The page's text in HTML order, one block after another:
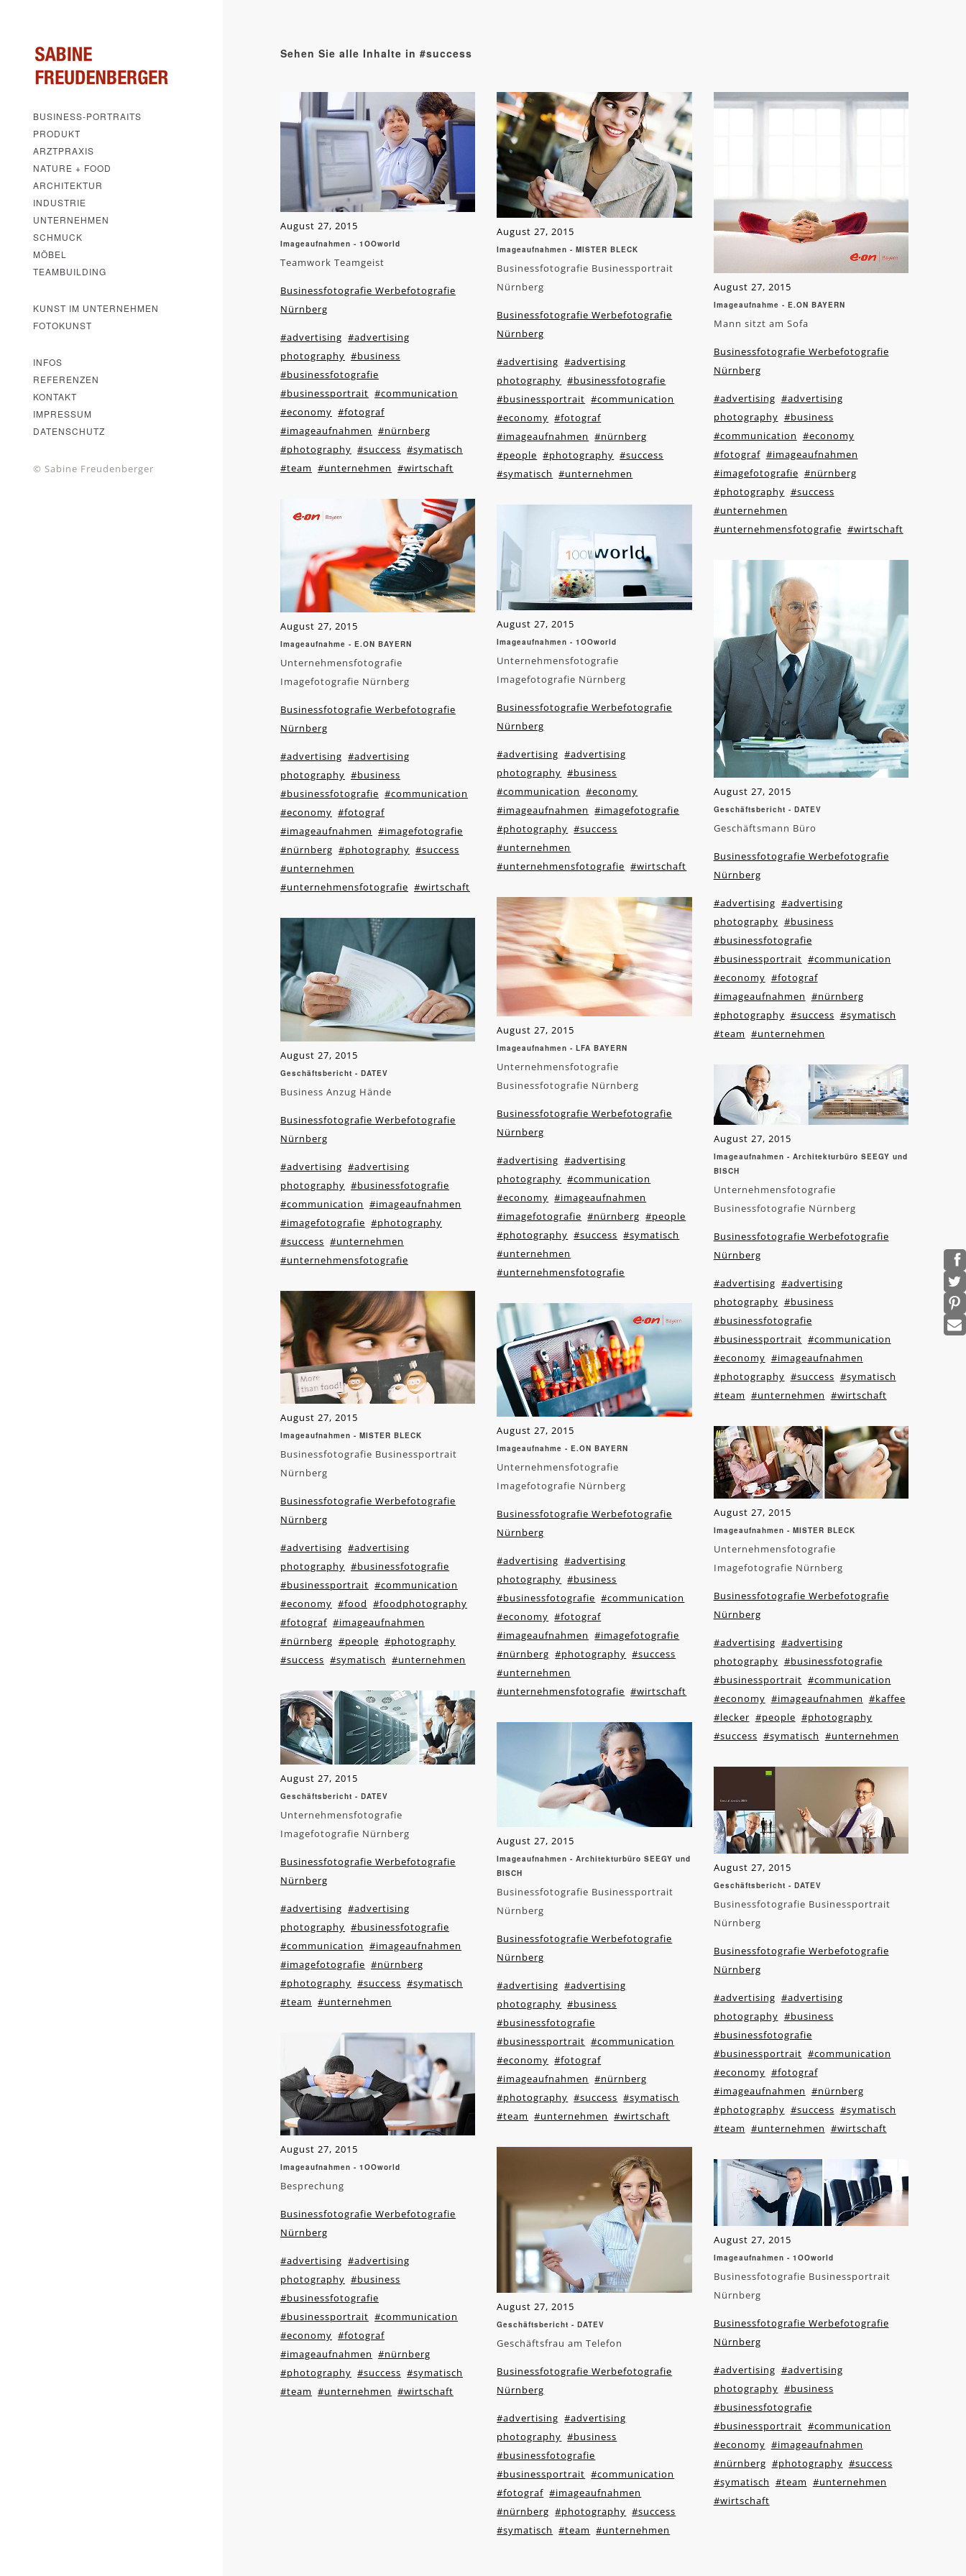
BUSINESS-PORTRAITS
PRODUKT
ARZTPRAXIS
NATURE + FOOD
ARCHITEKTUR
INDUSTRIE
UNTERNEHMEN
SCHMUCK
MÖBEL
TEAMBUILDING
KUNST IM UNTERNEHMEN
FOTOKUNST
INFOS
REFERENZEN
KONTAKT
IMPRESSUM
DATENSCHUTZ
© Sabine Freudenberger
Sehen Sie alle Inhalte in #success
August 27, 2015
Imageaufnahmen - 1OOworld
Teamwork Teamgeist
Businessfotografie Werbefotografie
Nürnberg
#advertising #advertising
photography #business
#businessfotografie
#businessportrait #communication
#economy #fotograf
#imageaufnahmen #nürnberg
#photography #success #symatisch
#team #unternehmen #wirtschaft
August 27, 2015
Imageaufnahme - E.ON BAYERN
Unternehmensfotografie
Imagefotografie Nürnberg
Businessfotografie Werbefotografie
Nürnberg
#advertising #advertising
photography #business
#businessfotografie #communication
#economy #fotograf
#imageaufnahmen #imagefotografie
#nürnberg #photography #success
#unternehmen
#unternehmensfotografie #wirtschaft
August 27, 2015
Geschäftsbericht - DATEV
Business Anzug Hände
Businessfotografie Werbefotografie
Nürnberg
#advertising #advertising
photography #businessfotografie
#communication #imageaufnahmen
#imagefotografie #photography
#success #unternehmen
#unternehmensfotografie
August 27, 2015
Imageaufnahmen - MISTER BLECK
Businessfotografie Businessportrait
Nürnberg
Businessfotografie Werbefotografie
Nürnberg
#advertising #advertising
photography #businessfotografie
#businessportrait #communication
#economy #food #foodphotography
#fotograf #imageaufnahmen
#nürnberg #people #photography
#success #symatisch #unternehmen
August 27, 2015
Geschäftsbericht - DATEV
Unternehmensfotografie
Imagefotografie Nürnberg
Businessfotografie Werbefotografie
Nürnberg
#advertising #advertising
photography #businessfotografie
#communication #imageaufnahmen
#imagefotografie #nürnberg
#photography #success #symatisch
#team #unternehmen
August 27, 2015
Imageaufnahmen - 1OOworld
Besprechung
Businessfotografie Werbefotografie
Nürnberg
#advertising #advertising
photography #business
#businessfotografie
#businessportrait #communication
#economy #fotograf
#imageaufnahmen #nürnberg
#photography #success #symatisch
#team #unternehmen #wirtschaft
August 27, 2015
Imageaufnahmen - MISTER BLECK
Businessfotografie Businessportrait
Nürnberg
Businessfotografie Werbefotografie
Nürnberg
#advertising #advertising
photography #businessfotografie
#businessportrait #communication
#economy #fotograf
#imageaufnahmen #nürnberg
#people #photography #success
#symatisch #unternehmen
August 27, 2015
Imageaufnahmen - 1OOworld
Unternehmensfotografie
Imagefotografie Nürnberg
Businessfotografie Werbefotografie
Nürnberg
#advertising #advertising
photography #business
#communication #economy
#imageaufnahmen #imagefotografie
#photography #success
#unternehmen
#unternehmensfotografie #wirtschaft
August 27, 2015
Imageaufnahmen - LFA BAYERN
Unternehmensfotografie
Businessfotografie Nürnberg
Businessfotografie Werbefotografie
Nürnberg
#advertising #advertising
photography #communication
#economy #imageaufnahmen
#imagefotografie #nürnberg #people
#photography #success #symatisch
#unternehmen
#unternehmensfotografie
August 27, 2015
Imageaufnahme - E.ON BAYERN
Unternehmensfotografie
Imagefotografie Nürnberg
Businessfotografie Werbefotografie
Nürnberg
#advertising #advertising
photography #business
#businessfotografie #communication
#economy #fotograf
#imageaufnahmen #imagefotografie
#nürnberg #photography #success
#unternehmen
#unternehmensfotografie #wirtschaft
August 27, 2015
Imageaufnahmen - Architekturbüro SEEGY und
BISCH
Businessfotografie Businessportrait
Nürnberg
Businessfotografie Werbefotografie
Nürnberg
#advertising #advertising
photography #business
#businessfotografie
#businessportrait #communication
#economy #fotograf
#imageaufnahmen #nürnberg
#photography #success #symatisch
#team #unternehmen #wirtschaft
August 27, 2015
Geschäftsbericht - DATEV
Geschäftsfrau am Telefon
Businessfotografie Werbefotografie
Nürnberg
#advertising #advertising
photography #business
#businessfotografie
#businessportrait #communication
#fotograf #imageaufnahmen
#nürnberg #photography #success
#symatisch #team #unternehmen
August 27, 2015
Imageaufnahme - E.ON BAYERN
Mann sitzt am Sofa
Businessfotografie Werbefotografie
Nürnberg
#advertising #advertising
photography #business
#communication #economy
#fotograf #imageaufnahmen
#imagefotografie #nürnberg
#photography #success
#unternehmen
#unternehmensfotografie #wirtschaft
August 27, 2015
Geschäftsbericht - DATEV
Geschäftsmann Büro
Businessfotografie Werbefotografie
Nürnberg
#advertising #advertising
photography #business
#businessfotografie
#businessportrait #communication
#economy #fotograf
#imageaufnahmen #nürnberg
#photography #success #symatisch
#team #unternehmen
August 27, 2015
Imageaufnahmen - Architekturbüro SEEGY und
BISCH
Unternehmensfotografie
Businessfotografie Nürnberg
Businessfotografie Werbefotografie
Nürnberg
#advertising #advertising
photography #business
#businessfotografie
#businessportrait #communication
#economy #imageaufnahmen
#photography #success #symatisch
#team #unternehmen #wirtschaft
August 27, 2015
Imageaufnahmen - MISTER BLECK
Unternehmensfotografie
Imagefotografie Nürnberg
Businessfotografie Werbefotografie
Nürnberg
#advertising #advertising
photography #businessfotografie
#businessportrait #communication
#economy #imageaufnahmen #kaffee
#lecker #people #photography
#success #symatisch #unternehmen
August 27, 2015
Geschäftsbericht - DATEV
Businessfotografie Businessportrait
Nürnberg
Businessfotografie Werbefotografie
Nürnberg
#advertising #advertising
photography #business
#businessfotografie
#businessportrait #communication
#economy #fotograf
#imageaufnahmen #nürnberg
#photography #success #symatisch
#team #unternehmen #wirtschaft
August 27, 2015
Imageaufnahmen - 1OOworld
Businessfotografie Businessportrait
Nürnberg
Businessfotografie Werbefotografie
Nürnberg
#advertising #advertising
photography #business
#businessfotografie
#businessportrait #communication
#economy #imageaufnahmen
#nürnberg #photography #success
#symatisch #team #unternehmen
#wirtschaft